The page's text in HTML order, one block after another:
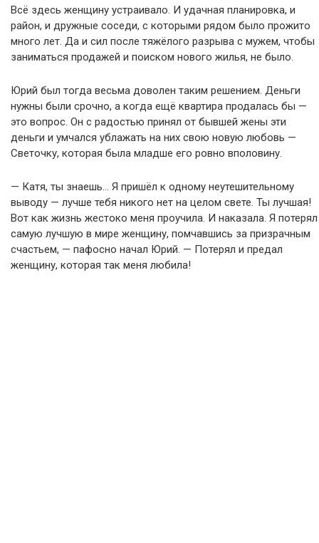
Всё здесь женщину устраивало. И удачная планировка, и
район, и дружные соседи, с которыми рядом было прожито
много лет. Да и сил после тяжёлого разрыва с мужем, чтобы
заниматься продажей и поиском нового жилья, не было.
Юрий был тогда весьма доволен таким решением. Деньги
нужны были срочно, а когда ещё квартира продалась бы —
это вопрос. Он с радостью принял от бывшей жены эти
деньги и умчался ублажать на них свою новую любовь —
Светочку, которая была младше его ровно вполовину.
— Катя, ты знаешь… Я пришёл к одному неутешительному
выводу — лучше тебя никого нет на целом свете. Ты лучшая!
Вот как жизнь жестоко меня проучила. И наказала. Я потерял
самую лучшую в мире женщину, помчавшись за призрачным
счастьем, — пафосно начал Юрий. — Потерял и предал
женщину, которая так меня любила!